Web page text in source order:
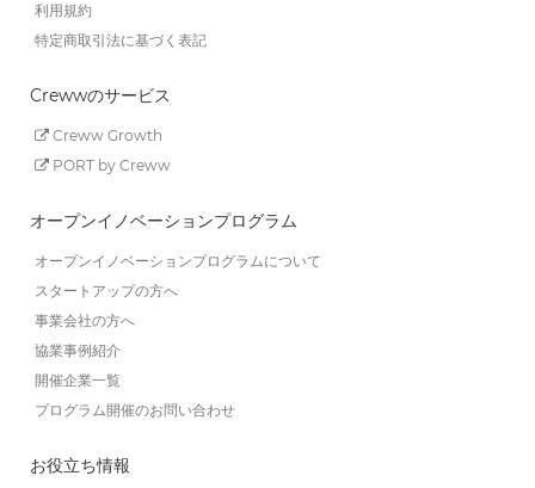
利用規約
特定商取引法に基づく表記
Crewwのサービス
Creww Growth
PORT by Creww
オープンイノベーションプログラム
オープンイノベーションプログラムについて
スタートアップの方へ
事業会社の方へ
協業事例紹介
開催企業一覧
プログラム開催のお問い合わせ
お役立ち情報